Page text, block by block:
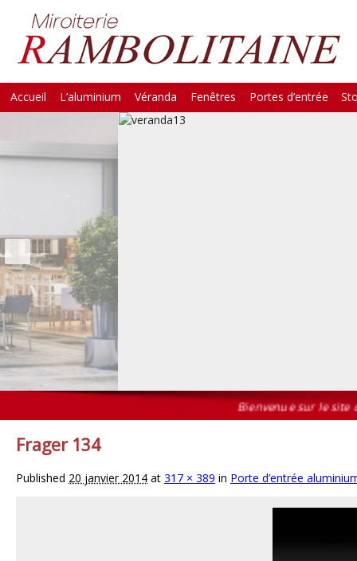
Main Menu
Skip
content
Accueil L’aluminium Véranda Fenêtres Portes d’entrée
Bienvenue sur le site
Frager 134
Published 20 janvier 2014 at 317 × 389 in Porte d’entrée